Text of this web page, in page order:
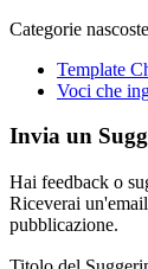
Categorie
Template
Voci che
Invia un
Hai feedback o
Riceverai
pubblicazione.